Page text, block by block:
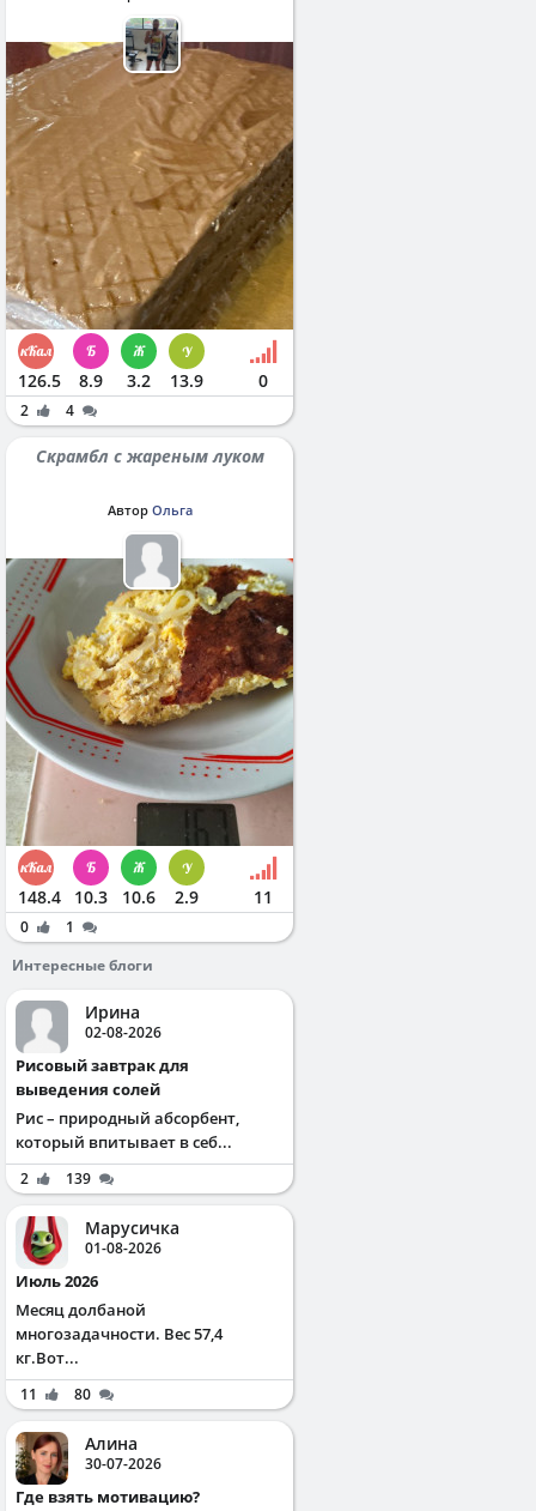
126.5 8.9 3.2 13.9 0
2 4
Скрамбл с жареным луком
Автор Ольга
148.4 10.3 10.6 2.9 11
0
1
Интересные блоги
Ирина
02-08-2026
Рисовый завтрак для
выведения солей
Рис – природный абсорбент,
который впитывает в себ...
2 139
Марусичка
01-08-2026
Июль 2026
Месяц долбаной
многозадачности. Вес 57,4
кг.Вот...
11 80
Алина
30-07-2026
Где взять мотивацию?